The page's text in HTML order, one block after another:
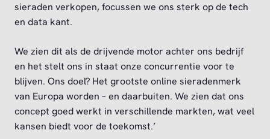
sieraden verkopen, focussen we ons sterk op de tech
en data kant.
We zien dit als de drijvende motor achter ons bedrijf
en het stelt ons in staat onze concurrentie voor te
blijven. Ons doel? Het grootste online sieradenmerk
van Europa worden – en daarbuiten. We zien dat ons
concept goed werkt in verschillende markten, wat veel
kansen biedt voor de toekomst.’